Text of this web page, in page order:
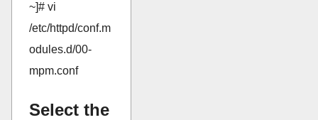
~]# vi
/etc/httpd/conf.m
odules.d/00-
mpm.conf
Select the